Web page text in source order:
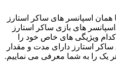
همان اسپانسر های ساکر استارز
های بازی ساکر استارز
ویژیگی های خاص خود را
ساکر استارز دارای مدت و مقدار
یک را به شما معرفی می نماییم.